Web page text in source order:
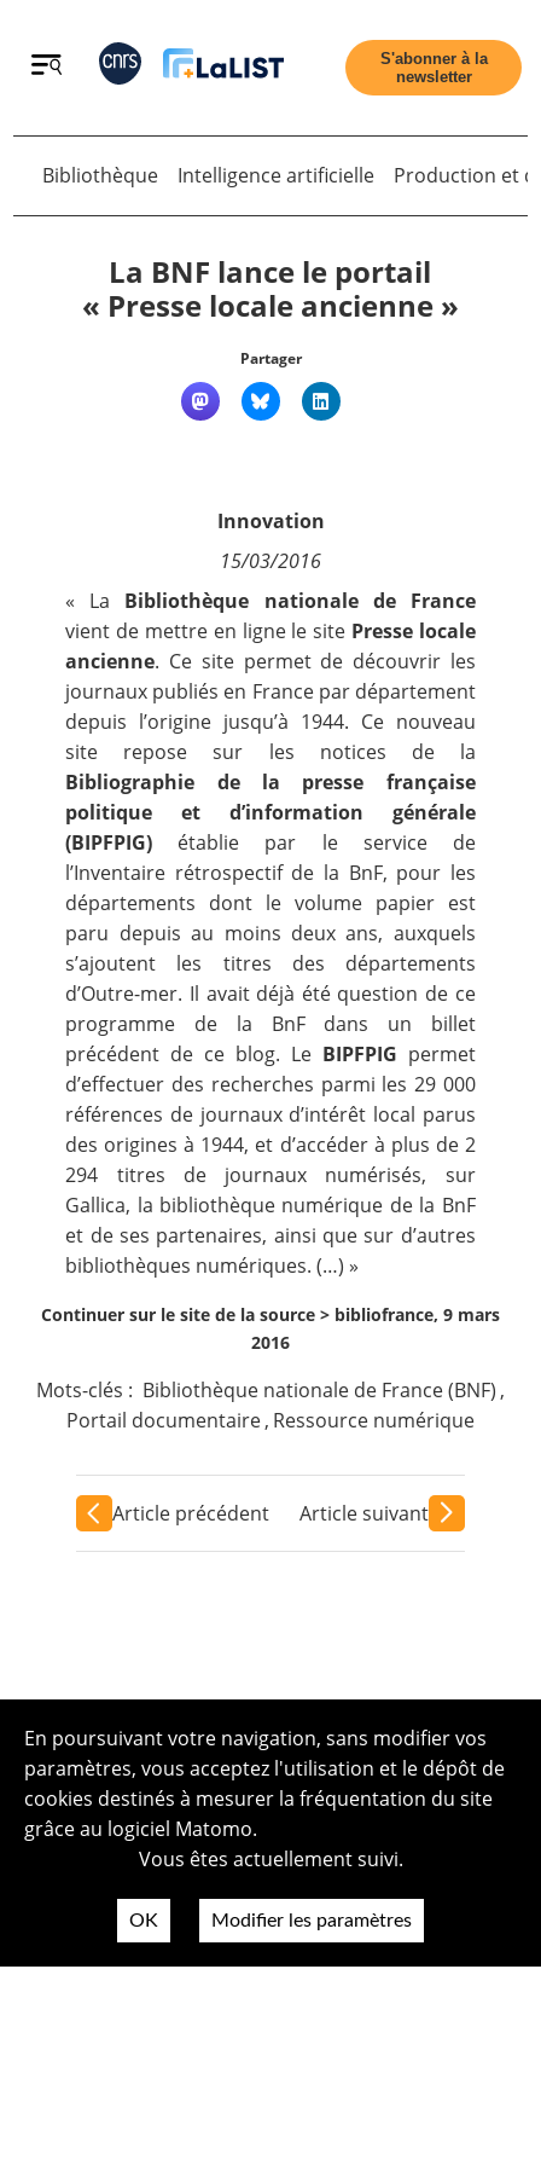
Retour
Nous suivre
S'abonner à la
newsletter
Retour
Bibliothèque Intelligence artificielle Production et
La BNF lance le portail
« Presse locale ancienne »
Partager
Innovation
15/03/2016
« La Bibliothèque nationale de France
vient de mettre en ligne le site Presse locale
ancienne. Ce site permet de découvrir les
journaux publiés en France par département
depuis l’origine jusqu’à 1944. Ce nouveau
site repose sur les notices de la
Bibliographie de la presse française
politique et d’information générale
(BIPFPIG) établie par le service de
l’Inventaire rétrospectif de la BnF, pour les
départements dont le volume papier est
paru depuis au moins deux ans, auxquels
s’ajoutent les titres des départements
d’Outre-mer. Il avait déjà été question de ce
programme de la BnF dans un billet
précédent de ce blog. Le BIPFPIG permet
d’effectuer des recherches parmi les 29 000
références de journaux d’intérêt local parus
des origines à 1944, et d’accéder à plus de 2
294 titres de journaux numérisés, sur
Gallica, la bibliothèque numérique de la BnF
et de ses partenaires, ainsi que sur d’autres
bibliothèques numériques. (…) »
Continuer sur le site de la source > bibliofrance, 9 mars
2016
Mots-clés : Bibliothèque nationale de France (BNF) ,
Portail documentaire, Ressource numérique
Article précédent Article suivant
En poursuivant votre navigation, sans modifier vos
paramètres, vous acceptez l'utilisation et le dépôt de
cookies destinés à mesurer la fréquentation du site
grâce au logiciel Matomo.
Vous êtes actuellement suivi.
OK Modifier les paramètres